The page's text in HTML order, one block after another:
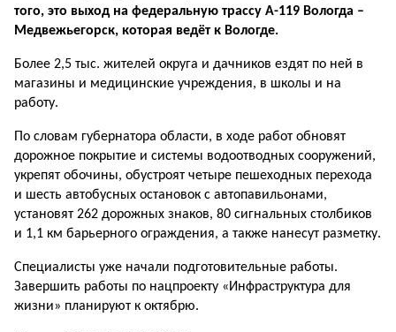
того, это выход на федеральную трассу А-119 Вологда –
Медвежьегорск, которая ведёт к Вологде.
Более 2,5 тыс. жителей округа и дачников ездят по ней в
магазины и медицинские учреждения, в школы и на
работу.
По словам губернатора области, в ходе работ обновят
дорожное покрытие и системы водоотводных сооружений,
укрепят обочины, обустроят четыре пешеходных перехода
и шесть автобусных остановок с автопавильонами,
установят 262 дорожных знаков, 80 сигнальных столбиков
и 1,1 км барьерного ограждения, а также нанесут разметку.
Специалисты уже начали подготовительные работы.
Завершить работы по нацпроекту «Инфраструктура для
жизни» планируют к октябрю.